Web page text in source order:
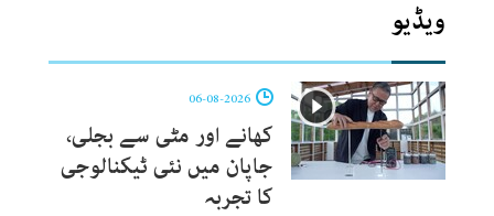
ویڈیو
کھانے اور مٹی سے بجلی،
جاپان میں نئی ٹیکنالوجی
کا تجربہ